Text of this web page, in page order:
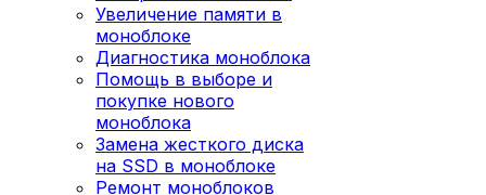
Увеличение памяти в
моноблоке
Диагностика моноблока
Помощь в выборе и
покупке нового
моноблока
Замена жесткого диска
на SSD в моноблоке
Ремонт моноблоков